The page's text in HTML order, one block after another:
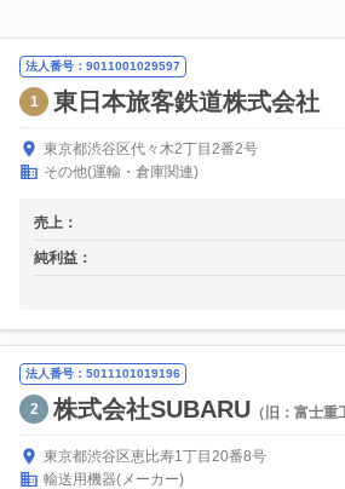
法人番号：9011001029597
1 東日本旅客鉄道株式会社
東京都渋谷区代々木2丁目2番2号
その他(運輸・倉庫関連)
売上：
純利益：
法人番号：5011101019196
2 株式会社SUBARU （旧：富士重
東京都渋谷区恵比寿1丁目20番8号
輸送用機器(メーカー)